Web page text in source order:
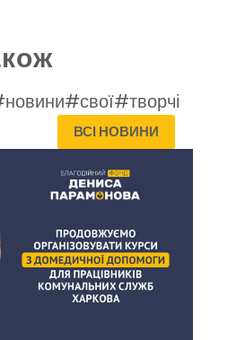
#свої#творчі
ВСІ НОВИНИ